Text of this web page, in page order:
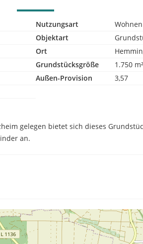
Nutzungsart
Wohnen
Objektart
Ort
Grundstücksgröße
1.750 m²
Außen-Provision
3,57
gelegen bietet sich dieses
an.